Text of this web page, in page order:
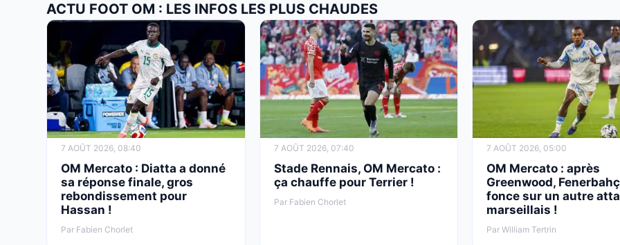
ACTU FOOT OM : LES INFOS LES PLUS CHAUDES
7 AOÛT 2026, 08:40
OM Mercato : Diatta a donné
sa réponse finale, gros
rebondissement pour
Hassan !
Par Fabien Chorlet
7 AOÛT 2026, 07:40
Stade Rennais, OM Mercato :
ça chauffe pour Terrier !
Par Fabien Chorlet
7 AOÛT 2026, 05:00
OM Mercato : après
Greenwood,
fonce sur un autre
marseillais !
Par William Tertrin